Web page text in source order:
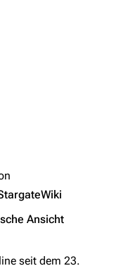
an verlinkten Seiten
Ansicht
seit dem 23.